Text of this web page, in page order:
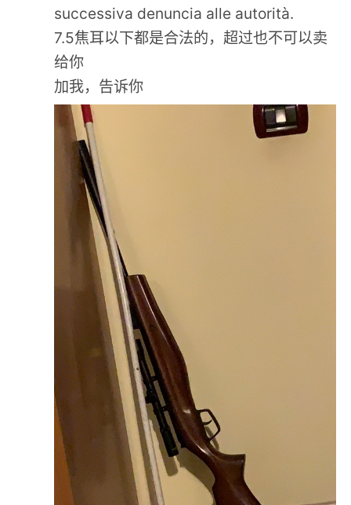
successiva denuncia alle autorità.
7.5焦耳以下都是合法的，超过也不可以卖
给你
加我，告诉你